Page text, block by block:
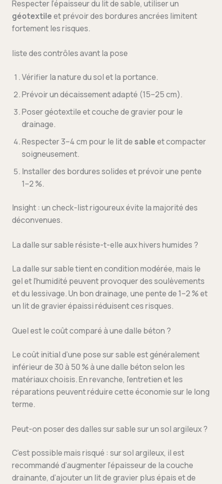
Respecter l’épaisseur du lit de sable, utiliser un
géotextileet prévoir des bordures ancrées limitent
fortement les risques.
liste des contrôles avant la pose
Vérifier la nature du sol et la portance.
Prévoir un décaissement adapté (15–25 cm).
Poser géotextile et couche de gravier pour le
drainage.
Respecter 3–4 cm pour le lit de sableet compacter
soigneusement.
Installer des bordures solides et prévoir une pente
1–2 %.
Insight : un check-list rigoureux évite la majorité des
déconvenues.
La dalle sur sable résiste-t-elle aux hivers humides ?
La dalle sur sable tient en condition modérée, mais le
gel et l’humidité peuvent provoquer des soulèvements
et du lessivage. Un bon drainage, une pente de 1–2 % et
un lit de gravier épaissi réduisent ces risques.
Quel est le coût comparé à une dalle béton ?
Le coût initial d’une pose sur sable est généralement
inférieur de 30 à 50 % à une dalle béton selon les
matériaux choisis. En revanche, l’entretien et les
réparations peuvent réduire cette économie sur le long
terme.
Peut-on poser des dalles sur sable sur un sol argileux ?
C’est possible mais risqué : sur sol argileux, il est
recommandé d’augmenter l’épaisseur de la couche
drainante, d’ajouter un lit de gravier plus épais et de